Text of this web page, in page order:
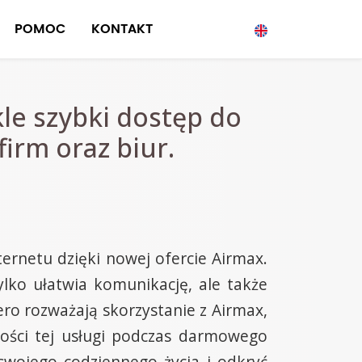
POMOC KONTAKT
szybki dostęp do
oraz biur.
dzięki nowej ofercie Airmax.
ułatwia komunikację, ale także
rozważają skorzystanie z Airmax,
tej usługi podczas darmowego